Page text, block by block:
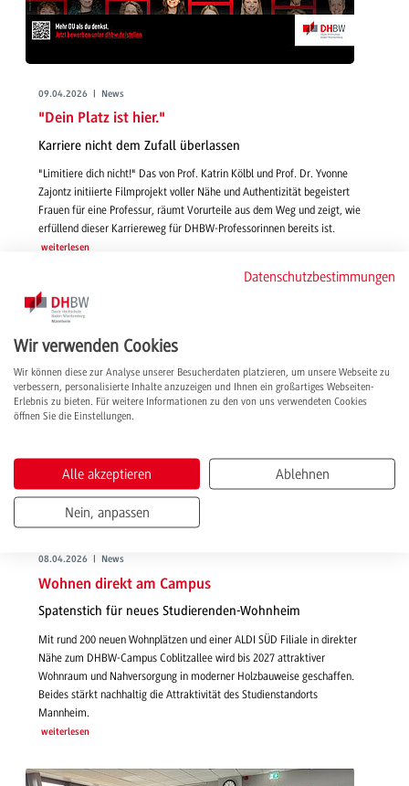
09.04.2026 | News
"Dein Platz ist hier."
Karriere nicht dem Zufall überlassen
"Limitiere dich nicht!" Das von Prof. Katrin Kölbl und Prof. Dr. Yvonne
Zajontz initiierte Filmprojekt voller Nähe und Authentizität begeistert
Frauen für eine Professur, räumt Vorurteile aus dem Weg und zeigt, wie
erfüllend dieser Karriereweg für DHBW-Professorinnen bereits ist.
weiterlesen
08.04.2026 | News
Wohnen direkt am Campus
Spatenstich für neues Studierenden-Wohnheim
Mit rund 200 neuen Wohnplätzen und einer ALDI SÜD Filiale in direkter
Nähe zum DHBW-Campus Coblitzallee wird bis 2027 attraktiver
Wohnraum und Nahversorgung in moderner Holzbauweise geschaffen.
Beides stärkt nachhaltig die Attraktivität des Studienstandorts
Mannheim.
weiterlesen
Datenschutzbestimmungen
Wir verwenden Cookies
Wir können diese zur Analyse unserer Besucherdaten platzieren, um unsere Webseite zu
verbessern, personalisierte Inhalte anzuzeigen und Ihnen ein großartiges Webseiten-
Erlebnis zu bieten. Für weitere Informationen zu den von uns verwendeten Cookies
öffnen Sie die Einstellungen.
Alle akzeptieren Ablehnen
Nein, anpassen